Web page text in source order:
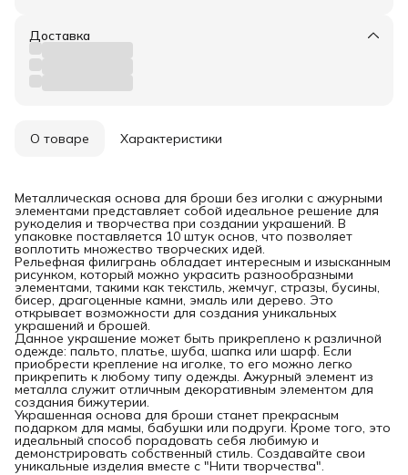
Доставка
О товаре Характеристики
Металлическая основа для броши без иголки с ажурными
элементами представляет собой идеальное решение для
рукоделия и творчества при создании украшений. В
упаковке поставляется 10 штук основ, что позволяет
воплотить множество творческих идей.
Рельефная филигрань обладает интересным и изысканным
рисунком, который можно украсить разнообразными
элементами, такими как текстиль, жемчуг, стразы, бусины,
бисер, драгоценные камни, эмаль или дерево. Это
открывает возможности для создания уникальных
украшений и брошей.
Данное украшение может быть прикреплено к различной
одежде: пальто, платье, шуба, шапка или шарф. Если
приобрести крепление на иголке, то его можно легко
прикрепить к любому типу одежды. Ажурный элемент из
металла служит отличным декоративным элементом для
создания бижутерии.
Украшенная основа для броши станет прекрасным
подарком для мамы, бабушки или подруги. Кроме того, это
идеальный способ порадовать себя любимую и
демонстрировать собственный стиль. Создавайте свои
уникальные изделия вместе с "Нити творчества".